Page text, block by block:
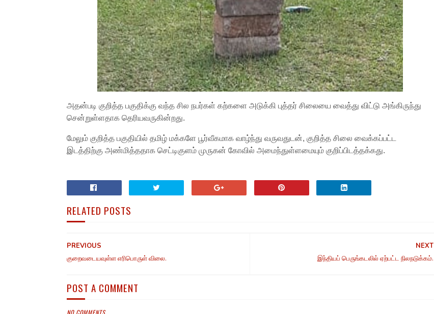
அதன்படி குறித்த பகுதிக்கு வந்த சில நபர்கள் கற்களை அடுக்கி புத்தர் சிலையை வைத்து விட்டு அங்கிருந்து
சென்றுள்ளதாக தெரியவருகின்றது.
மேலும் குறித்த பகுதியில் தமிழ் மக்களே பூர்வீகமாக வாழ்ந்து வருவதுடன், குறித்த சிலை வைக்கப்பட்ட
இடத்திற்கு அண்மித்ததாக செட்டிகுளம் முருகன் கோவில் அமைந்துள்ளமையும் குறிப்பிடத்தக்கது.
RELATED POSTS
NEXT
இந்தியப் பெருங்கடலில் ஏற்பட்ட நிலநடுக்கம்.
PREVIOUS
குறைவடையவுள்ள எரிபொருள் விலை.
POST A COMMENT
NO COMMENTS